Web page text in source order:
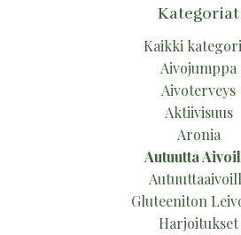
Kategoriat
Kaikki
Aivojumppa
Aivoterveys
Aktiivisuus
Aronia
Autuutta
Gluteeniton
Harjoitukset